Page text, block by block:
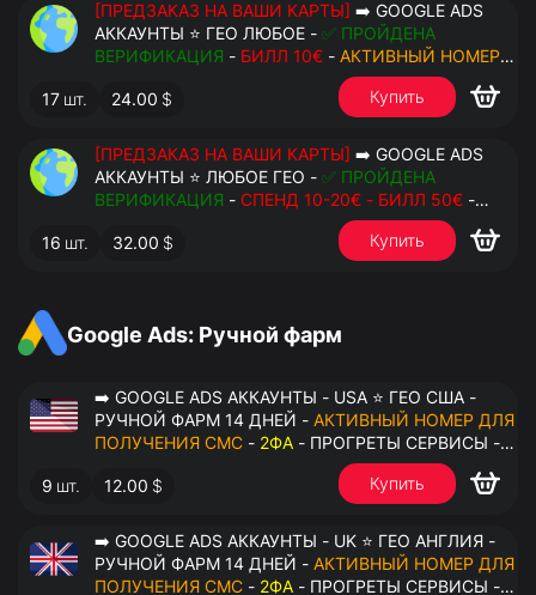
[ПРЕДЗАКАЗ НА ВАШИ КАРТЫ] ➡️ GOOGLE ADS
АККАУНТЫ ⭐ ГЕО ЛЮБОЕ - ✅ ПРОЙДЕНА
ВЕРИФИКАЦИЯ - БИЛЛ 10€ - АКТИВНЫЙ НОМЕР
2ФА И РЕЗЕРВНЫЕ КОДЫ
- РУЧНОЙ ФАРМ - РЕЗЕРВНАЯ ПОЧТА С
ДОСТУПОМ - ПЕРЕДАЧА В АНТИДЕТЕКТ
17 шт. 24.00 $ Купить
[ПРЕДЗАКАЗ НА ВАШИ КАРТЫ] ➡️ GOOGLE ADS
АККАУНТЫ ⭐ ЛЮБОЕ ГЕО - ✅ ПРОЙДЕНА
ВЕРИФИКАЦИЯ - СПЕНД 10-20€ - БИЛЛ 50€ -
АКТИВНЫЙ НОМЕР ДЛЯ ПОВТОРНЫХ СМС-
И РЕЗЕРВНЫЕ КОДЫ
- РУЧНОЙ ФАРМ -
РЕЗЕРВНАЯ ПОЧТА С ДОСТУПОМ - ПЕРЕДАЧА В
16 шт. 32.00 $ Купить
Google Ads: Ручной фарм
➡️ GOOGLE ADS АККАУНТЫ - USA ⭐ ГЕО США -
РУЧНОЙ ФАРМ 14 ДНЕЙ - АКТИВНЫЙ НОМЕР ДЛЯ
ПОЛУЧЕНИЯ СМС - 2ФА - ПРОГРЕТЫ СЕРВИСЫ -
9 шт. 12.00 $ Купить
➡️ GOOGLE ADS АККАУНТЫ - UK ⭐ ГЕО АНГЛИЯ -
РУЧНОЙ ФАРМ 14 ДНЕЙ - АКТИВНЫЙ НОМЕР ДЛЯ
ПОЛУЧЕНИЯ СМС - 2ФА - ПРОГРЕТЫ СЕРВИСЫ -